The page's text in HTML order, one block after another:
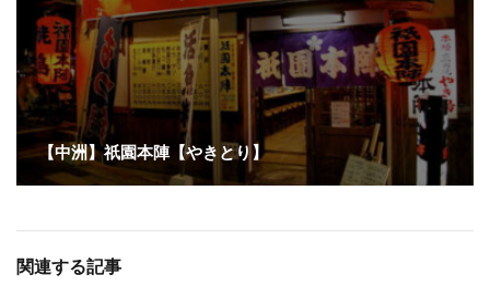
【中洲】祇園本陣【やきとり】
関連する記事